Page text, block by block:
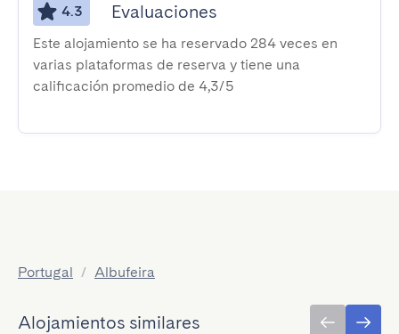
4.3 Evaluaciones
Este alojamiento se ha reservado 284 veces en
varias plataformas de reserva y tiene una
calificación promedio de 4,3/5
Portugal / Albufeira
Alojamientos similares